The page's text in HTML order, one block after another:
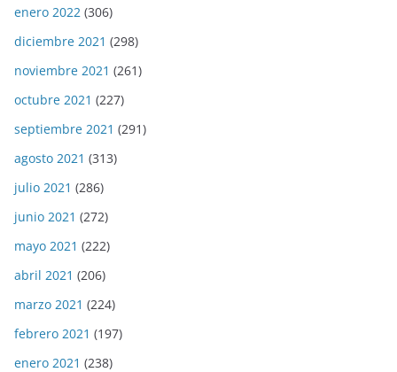
enero 2022 (306)
diciembre 2021 (298)
noviembre 2021 (261)
octubre 2021 (227)
septiembre 2021 (291)
agosto 2021 (313)
julio 2021 (286)
junio 2021 (272)
mayo 2021 (222)
abril 2021 (206)
marzo 2021 (224)
febrero 2021 (197)
enero 2021 (238)